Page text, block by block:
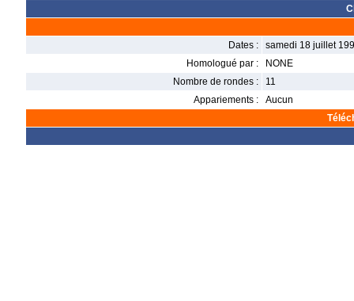
Dates :
samedi 18 juillet
Homologué par :
NONE
Nombre de rondes :
11
Appariements :
Aucun